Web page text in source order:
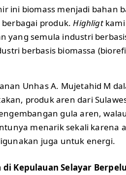
ini biomass menjadi bahan
produk.Highligt
yang semula industri
berbasis biomassa
Unhas A. Mujetahid M
produk aren dari
gula aren,
menarik sekali karena
juga untuk energi.
di Kepulauan Selayar